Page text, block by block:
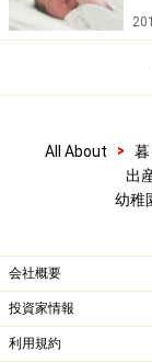
が、それがで
るのではと思い
のは実感とし
現在３歳児入
歳児入園を選ぶ
実。そして、子
All About > 暮
出
幼稚
会社概要
投資家情報
利用規約